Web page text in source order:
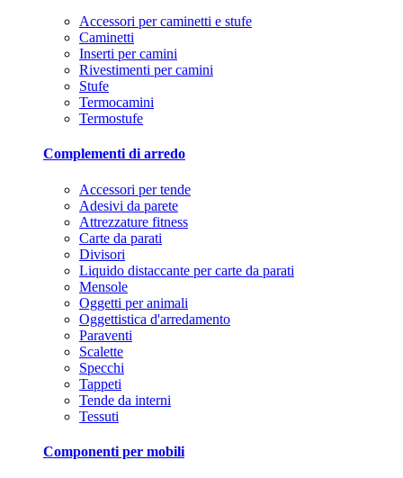
Accessori per caminetti e stufe
Caminetti
Inserti per camini
Rivestimenti per camini
Stufe
Termocamini
Termostufe
Complementi di arredo
Accessori per tende
Adesivi da parete
Attrezzature fitness
Carte da parati
Divisori
Liquido distaccante per carte da parati
Mensole
Oggetti per animali
Oggettistica d'arredamento
Paraventi
Scalette
Specchi
Tappeti
Tende da interni
Tessuti
Componenti per mobili